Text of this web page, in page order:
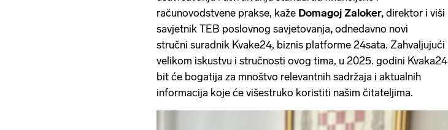
računovodstvene prakse, kaže Domagoj Zaloker, direktor i viši
savjetnik TEB poslovnog savjetovanja, odnedavno novi
stručni suradnik Kvake24, biznis platforme 24sata. Zahvaljujući
velikom iskustvu i stručnosti ovog tima, u 2025. godini Kvaka24
bit će bogatija za mnoštvo relevantnih sadržaja i aktualnih
informacija koje će višestruko koristiti našim čitateljima.